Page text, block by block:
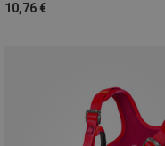
10,76 €